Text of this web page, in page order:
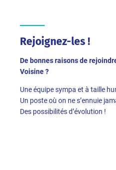
Rejoignez-les !
De bonnes raisons de
Voisine ?
Une équipe sympa et à taille
Un poste où on ne s’ennuie
Des possibilités d’évolution !